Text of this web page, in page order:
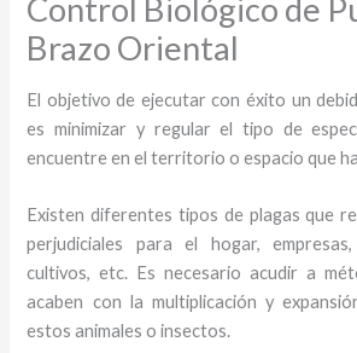
Control Biológico de
Brazo Oriental
El objetivo de ejecutar con éxito un
es minimizar y regular el tipo de
encuentre en el territorio o espacio que
Existen diferentes tipos de plagas que
perjudiciales para el hogar,
cultivos, etc. Es necesario acudir a
acaben con la multiplicación y
estos animales o insectos.